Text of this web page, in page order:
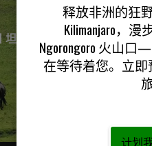
坦桑尼亚游猎之旅，游览塔拉
释放非洲的狂
Kilimanjaro，漫
Ngorongoro 火山
在等待着您。立
计划